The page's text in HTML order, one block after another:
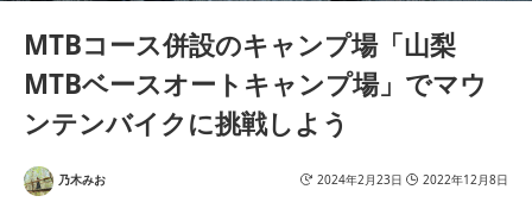
MTBコース併設のキャンプ場「山梨
MTBベースオートキャンプ場」でマウ
ンテンバイクに挑戦しよう
乃木みお 2024年2月23日 2022年12月8日